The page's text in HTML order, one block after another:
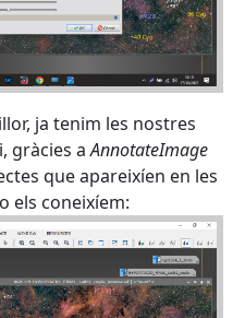
ja tenim les nostres
gràcies aAnnotateImage
que apareixíen en les
els coneixíem: